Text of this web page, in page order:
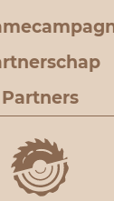
Partners